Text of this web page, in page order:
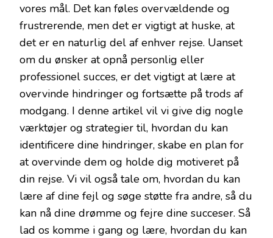
vores mål. Det kan føles overvældende og
frustrerende, men det er vigtigt at huske, at
det er en naturlig del af enhver rejse. Uanset
om du ønsker at opnå personlig eller
professionel succes, er det vigtigt at lære at
overvinde hindringer og fortsætte på trods af
modgang. I denne artikel vil vi give dig nogle
værktøjer og strategier til, hvordan du kan
identificere dine hindringer, skabe en plan for
at overvinde dem og holde dig motiveret på
din rejse. Vi vil også tale om, hvordan du kan
lære af dine fejl og søge støtte fra andre, så du
kan nå dine drømme og fejre dine succeser. Så
lad os komme i gang og lære, hvordan du kan